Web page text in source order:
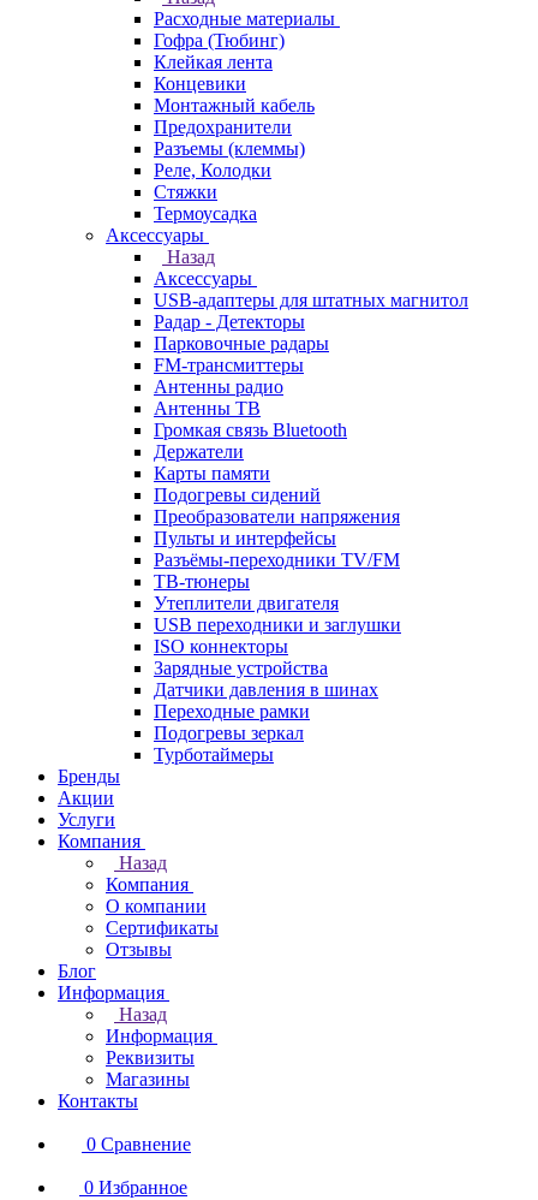
Расходные материалы
Гофра (Тюбинг)
Клейкая лента
Концевики
Монтажный кабель
Предохранители
Разъемы (клеммы)
Реле, Колодки
Стяжки
Термоусадка
Аксессуары
Назад
Аксессуары
USB-адаптеры для штатных магнитол
Радар - Детекторы
Парковочные радары
FM-трансмиттеры
Антенны радио
Антенны ТВ
Громкая связь Bluetooth
Держатели
Карты памяти
Подогревы сидений
Преобразователи напряжения
Пульты и интерфейсы
Разъёмы-переходники TV/FM
ТВ-тюнеры
Утеплители двигателя
USB переходники и заглушки
ISO коннекторы
Зарядные устройства
Датчики давления в шинах
Переходные рамки
Подогревы зеркал
Турботаймеры
Бренды
Акции
Услуги
Компания
Назад
Компания
О компании
Сертификаты
Отзывы
Блог
Информация
Назад
Информация
Реквизиты
Магазины
Контакты
0 Сравнение
0 Избранное